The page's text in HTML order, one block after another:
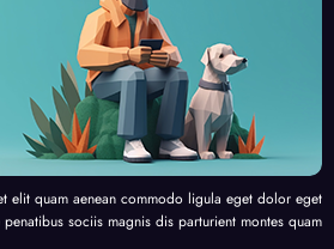
elit quam aenean commodo ligula eget dolor eget
penatibus sociis magnis dis parturient montes quam.